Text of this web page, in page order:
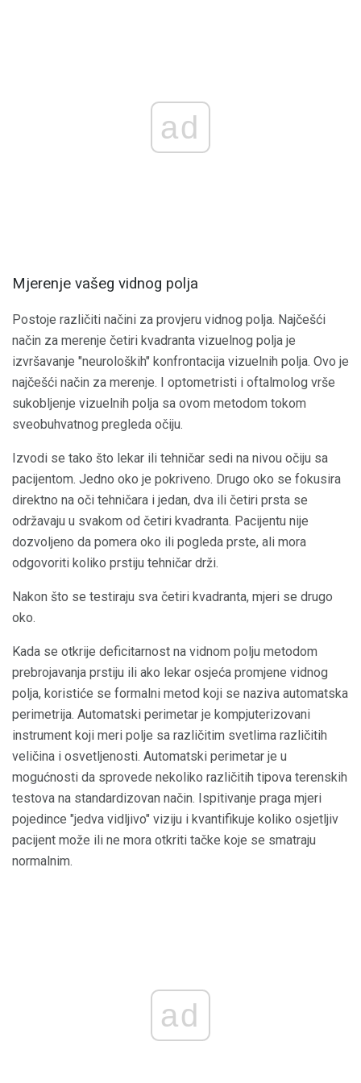
ad
Mjerenje vašeg vidnog polja
Postoje različiti načini za provjeru vidnog polja. Najčešći
način za merenje četiri kvadranta vizuelnog polja je
izvršavanje "neuroloških" konfrontacija vizuelnih polja. Ovo je
najčešći način za merenje. I optometristi i oftalmolog vrše
sukobljenje vizuelnih polja sa ovom metodom tokom
sveobuhvatnog pregleda očiju.
Izvodi se tako što lekar ili tehničar sedi na nivou očiju sa
pacijentom. Jedno oko je pokriveno. Drugo oko se fokusira
direktno na oči tehničara i jedan, dva ili četiri prsta se
održavaju u svakom od četiri kvadranta. Pacijentu nije
dozvoljeno da pomera oko ili pogleda prste, ali mora
odgovoriti koliko prstiju tehničar drži.
Nakon što se testiraju sva četiri kvadranta, mjeri se drugo
oko.
Kada se otkrije deficitarnost na vidnom polju metodom
prebrojavanja prstiju ili ako lekar osjeća promjene vidnog
polja, koristiće se formalni metod koji se naziva automatska
perimetrija. Automatski perimetar je kompjuterizovani
instrument koji meri polje sa različitim svetlima različitih
veličina i osvetljenosti. Automatski perimetar je u
mogućnosti da sprovede nekoliko različitih tipova terenskih
testova na standardizovan način. Ispitivanje praga mjeri
pojedince "jedva vidljivo" viziju i kvantifikuje koliko osjetljiv
pacijent može ili ne mora otkriti tačke koje se smatraju
normalnim.
ad